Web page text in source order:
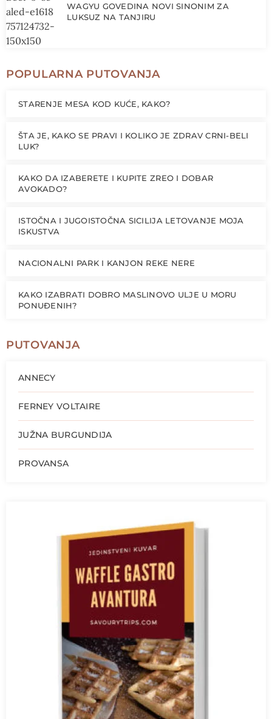
WAGYU GOVEDINA NOVI SINONIM ZA
LUKSUZ NA TANJIRU
POPULARNA PUTOVANJA
STARENJE MESA KOD KUĆE, KAKO?
ŠTA JE, KAKO SE PRAVI I KOLIKO JE ZDRAV CRNI-BELI
LUK?
KAKO DA IZABERETE I KUPITE ZREO I DOBAR
AVOKADO?
ISTOČNA I JUGOISTOČNA SICILIJA LETOVANJE MOJA
ISKUSTVA
NACIONALNI PARK I KANJON REKE NERE
KAKO IZABRATI DOBRO MASLINOVO ULJE U MORU
PONUĐENIH?
PUTOVANJA
ANNECY
FERNEY VOLTAIRE
JUŽNA BURGUNDIJA
PROVANSA